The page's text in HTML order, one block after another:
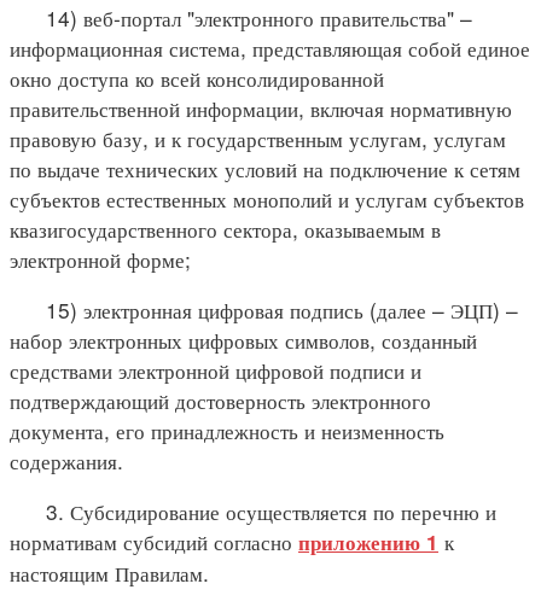
14) веб-портал "электронного правительства" –
информационная система, представляющая собой единое
окно доступа ко всей консолидированной
правительственной информации, включая нормативную
правовую базу, и к государственным услугам, услугам
по выдаче технических условий на подключение к сетям
субъектов естественных монополий и услугам субъектов
квазигосударственного сектора, оказываемым в
электронной форме;
15) электронная цифровая подпись (далее – ЭЦП) –
набор электронных цифровых символов, созданный
средствами электронной цифровой подписи и
подтверждающий достоверность электронного
документа, его принадлежность и неизменность
содержания.
3. Субсидирование осуществляется по перечню и
нормативам субсидий согласно приложению 1 к
настоящим Правилам.